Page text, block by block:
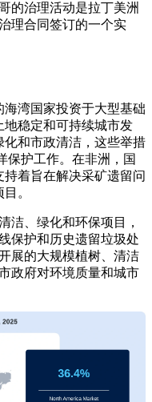
的治理活动是拉丁美洲
理合同签订的一个实
湾国家投资于大型基础
稳定和可持续城市发
和市政清洁，这些举措
保护工作。在非洲，国
着旨在解决采矿遗留问
。
洁、绿化和环保项目，
保护和历史遗留垃圾处
展的大规模植树、清洁
政府对环境质量和城市